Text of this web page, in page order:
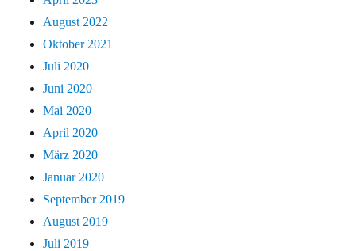
August 2022
Oktober 2021
Juli 2020
Juni 2020
Mai 2020
April 2020
März 2020
Januar 2020
September 2019
August 2019
Juli 2019